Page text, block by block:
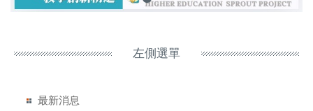
左側選單
最新消息